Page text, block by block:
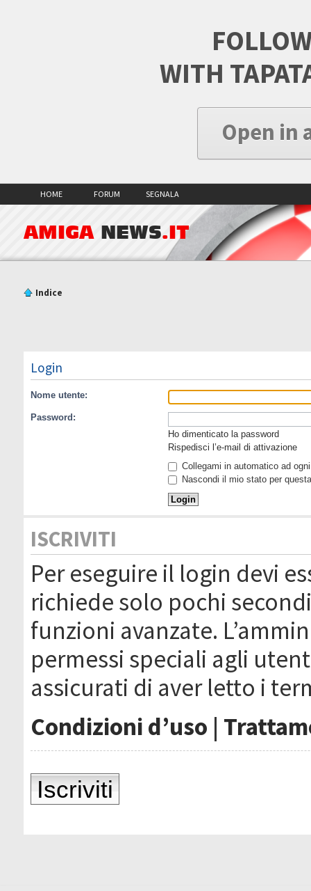
WITH
Open in
HOME FORUM SEGNALA
AMIGA NEWS.IT
Indice
Login
Nome utente:
Password:
Ho dimenticato la password
Rispedisci l’e-mail di attivazione
Collegami in automatico ad
Nascondi il mio stato per
ISCRIVITI
Per eseguire il login devi
richiede solo pochi
funzioni avanzate.
permessi speciali agli
assicurati di aver letto i
Condizioni d’uso |
Iscriviti